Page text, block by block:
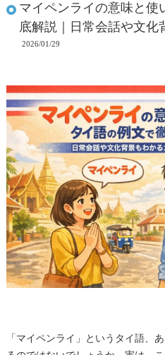
マイペンライの意味と使
底解説｜日常会話や文化
2026/01/29
「マイペンライ」というタイ語、